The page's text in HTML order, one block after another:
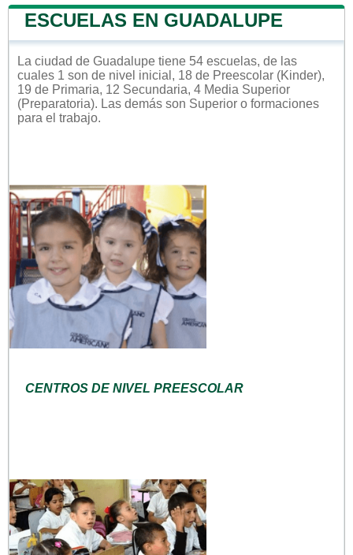
ESCUELAS EN GUADALUPE
La ciudad de Guadalupe tiene 54 escuelas, de las
cuales 1 son de nivel inicial, 18 de Preescolar (Kinder),
19 de Primaria, 12 Secundaria, 4 Media Superior
(Preparatoria). Las demás son Superior o formaciones
para el trabajo.
CENTROS DE NIVEL PREESCOLAR